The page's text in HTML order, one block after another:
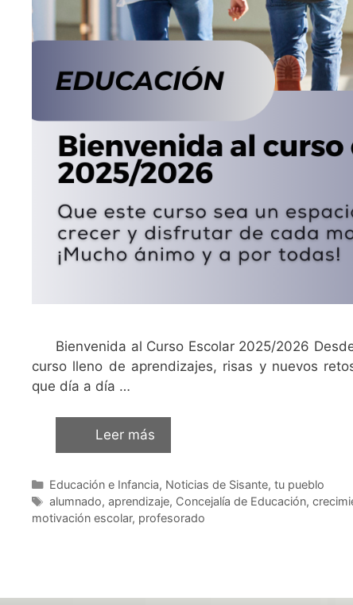
Bienvenida al Curso Escolar 2025/2026
curso lleno de aprendizajes, risas y nuevos
que día a día …
Leer más
Educación e Infancia, Noticias de Sisante, tu pueblo
alumnado, aprendizaje, Concejalía de Educación,
motivación escolar, profesorado